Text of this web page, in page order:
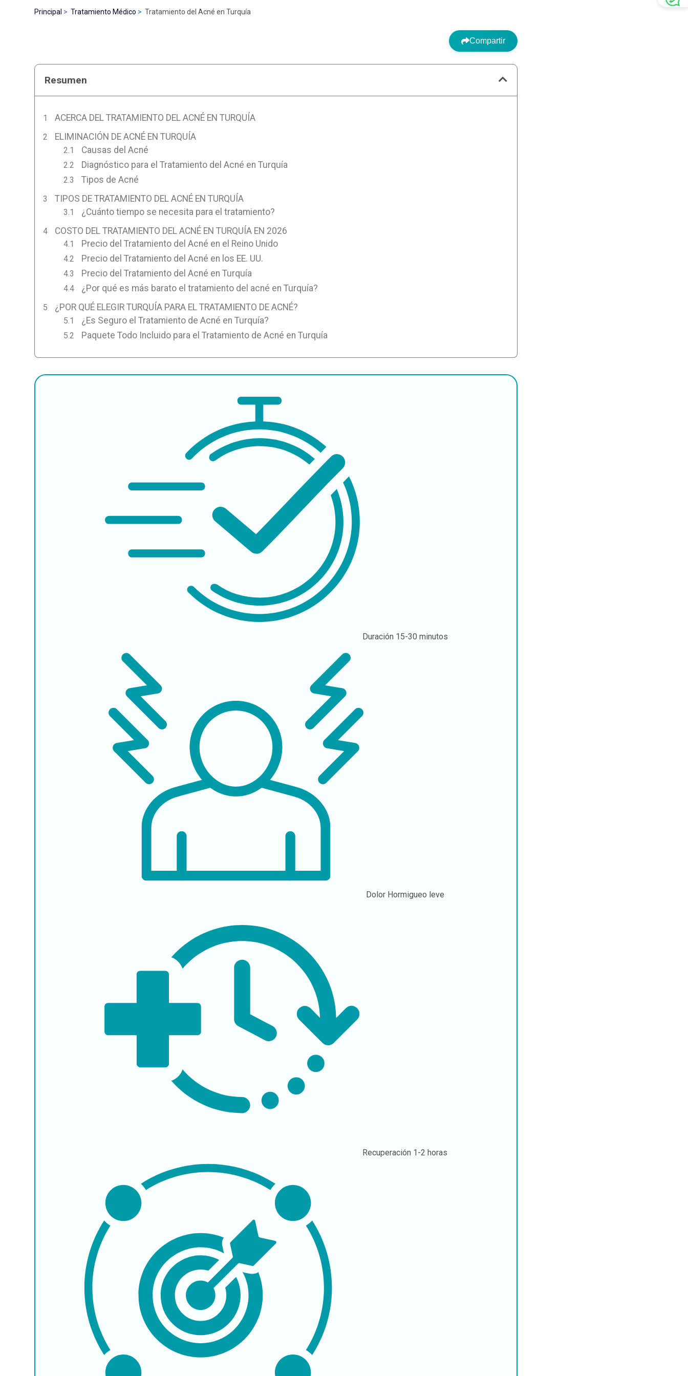
Principal Tratamiento Médico Tratamiento del Acné en Turquía
Compartir
Resumen
ACERCA DEL TRATAMIENTO DEL ACNÉ EN TURQUÍA
ELIMINACIÓN DE ACNÉ EN TURQUÍA
Causas del Acné
Diagnóstico para el Tratamiento del Acné en Turquía
Tipos de Acné
TIPOS DE TRATAMIENTO DEL ACNÉ EN TURQUÍA
¿Cuánto tiempo se necesita para el tratamiento?
COSTO DEL TRATAMIENTO DEL ACNÉ EN TURQUÍA EN 2026
Precio del Tratamiento del Acné en el Reino Unido
Precio del Tratamiento del Acné en los EE. UU.
Precio del Tratamiento del Acné en Turquía
¿Por qué es más barato el tratamiento del acné en Turquía?
¿POR QUÉ ELEGIR TURQUÍA PARA EL TRATAMIENTO DE ACNÉ?
¿Es Seguro el Tratamiento de Acné en Turquía?
Paquete Todo Incluido para el Tratamiento de Acné en Turquía
Duración 15-30 minutos
Dolor Hormigueo leve
Recuperación 1-2 horas